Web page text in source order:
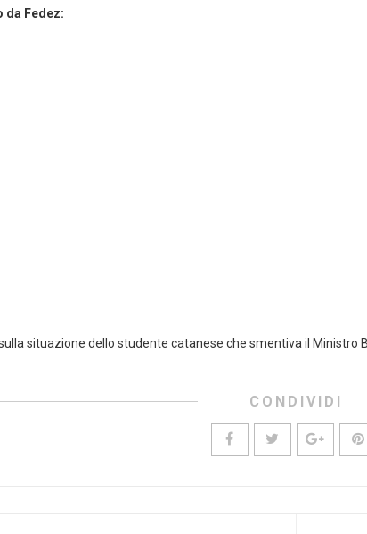
da Fedez:
situazione dello studente catanese che smentiva il Ministro
CONDIVIDI